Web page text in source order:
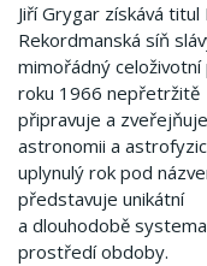
Jiří Grygar získává
Rekordmanská síň
mimořádný
roku 1966 nepřetržitě
připravuje a
astronomii a
uplynulý rok pod
představuje unikátní
a dlouhodobě
prostředí obdoby.